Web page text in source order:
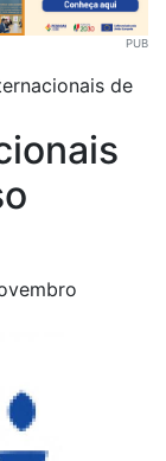
PUB
de